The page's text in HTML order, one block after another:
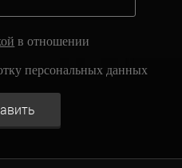
в отношении
персональных данных